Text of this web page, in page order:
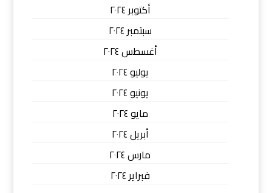
أكتوبر ٢٠٢٤
سبتمبر ٢٠٢٤
أغسطس ٢٠٢٤
يوليو ٢٠٢٤
يونيو ٢٠٢٤
مايو ٢٠٢٤
أبريل ٢٠٢٤
مارس ٢٠٢٤
فبراير ٢٠٢٤